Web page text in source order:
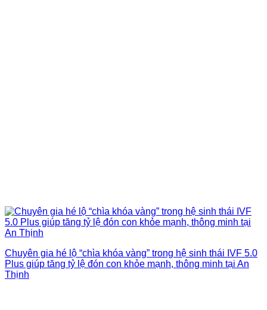
Chuyên gia hé lộ “chìa khóa vàng” trong hệ sinh thái IVF 5.0
Plus giúp tăng tỷ lệ đón con khỏe mạnh, thông minh tại An
Thịnh